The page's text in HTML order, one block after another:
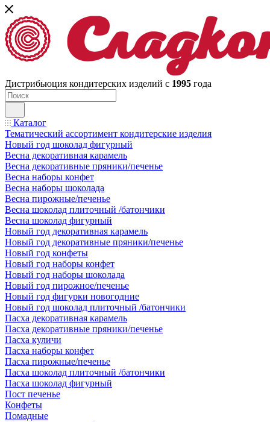
Дистрибьюция кондитерских изделий с 1995 года
Каталог
Тематический ассортимент кондитерские изделия
Новый год шоколад фигурный
Весна декоративная карамель
Весна декоративные пряники/печенье
Весна наборы конфет
Весна наборы шоколада
Весна пирожные/печенье
Весна шоколад плиточный /батончики
Весна шоколад фигурный
Новый год декоративная карамель
Новый год декоративные пряники/печенье
Новый год конфеты
Новый год наборы конфет
Новый год наборы шоколада
Новый год пирожное/печенье
Новый год фигурки новогодние
Новый год шоколад плиточный /батончики
Пасха декоративная карамель
Пасха декоративные пряники/печенье
Пасха куличи
Пасха наборы конфет
Пасха пирожные/печенье
Пасха шоколад плиточный /батончики
Пасха шоколад фигурный
Пост печенье
Конфеты
Помадные